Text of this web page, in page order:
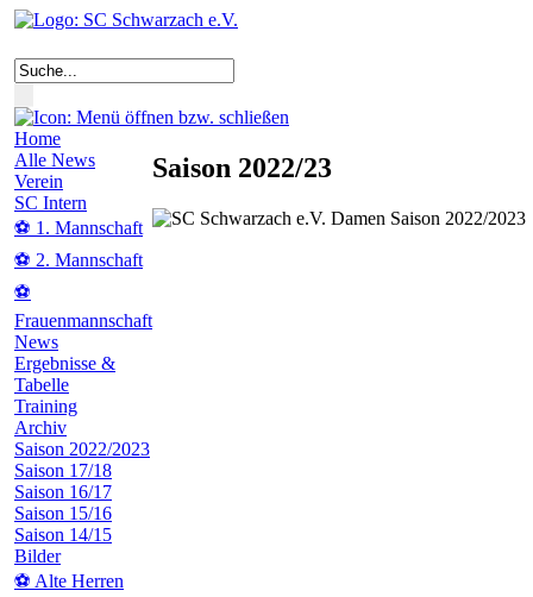
Home
Alle News
Verein
SC Intern
⚽ 1. Mannschaft
⚽ 2. Mannschaft
⚽
Frauenmannschaft
News
Ergebnisse &
Tabelle
Training
Archiv
Saison 2022/2023
Saison 17/18
Saison 16/17
Saison 15/16
Saison 14/15
Bilder
⚽ Alte Herren
Saison 2022/23